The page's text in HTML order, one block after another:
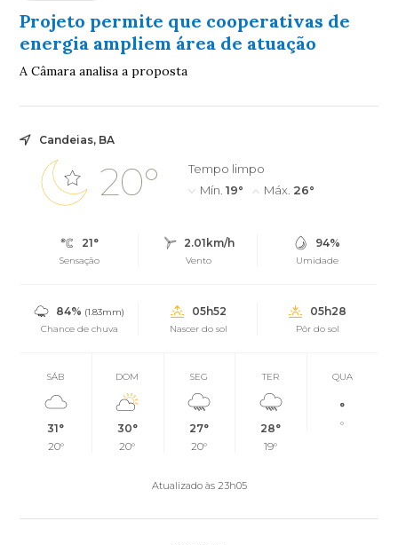
Projeto permite que cooperativas de
energia ampliem área de atuação
A Câmara analisa a proposta
Candeias, BA
20°
Tempo limpo
Mín. 19° Máx. 26°
21°
Sensação
2.01km/h
Vento
94%
Umidade
84% (1.83mm)
Chance de chuva
05h52
Nascer do sol
05h28
Pôr do sol
SÁB
31°
20°
DOM
30°
20°
SEG
27°
20°
TER
28°
19°
QUA
°
°
Atualizado às 23h05